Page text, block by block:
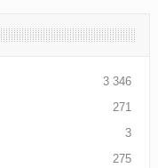
3 346
271
3
275